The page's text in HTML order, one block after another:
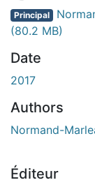
Principal
(80.2 MB)
Date
2017
Authors
Normand-
Éditeur